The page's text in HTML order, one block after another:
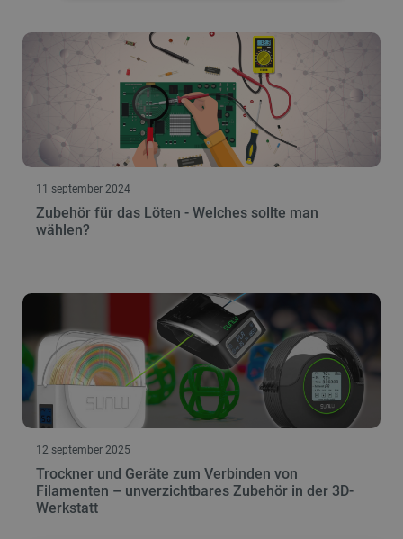
11 september 2024
Zubehör für das Löten - Welches sollte man
wählen?
12 september 2025
Trockner und Geräte zum Verbinden von
Filamenten – unverzichtbares Zubehör in der 3D-
Werkstatt
PERFORMANCE
TARGETING
FUNKTIONALITÄT
Unbedingt erforderlich Performance
Benutzeranmeldung und die Kontoverwaltung.
Ohne die unbedingt erforderlichen Cookies kann
die Website nicht ordnungsgemäß verwendet
werden.
Name
Anbieter
Domäne
CookieScriptConsent
CookieScript
botland.de